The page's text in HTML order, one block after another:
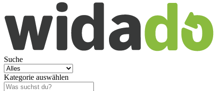
Suche
Kategorie auswählen